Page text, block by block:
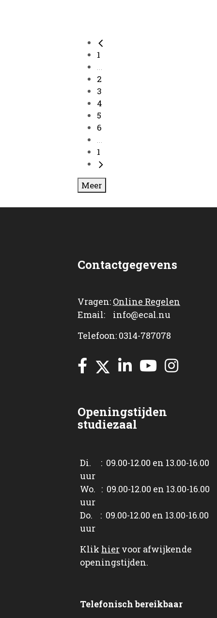
1
...
2
3
4
5
6
...
1
Meer
Contactgegevens
Vragen: Online Regelen
Email: info@ecal.nu
Telefoon: 0314-787078
Openingstijden
studiezaal
Di. : 09.00-12.00 en 13.00-16.00
uur
Wo. : 09.00-12.00 en 13.00-16.00
uur
Do. : 09.00-12.00 en 13.00-16.00
uur
Klik hier voor afwijkende
openingstijden.
Telefonisch bereikbaar